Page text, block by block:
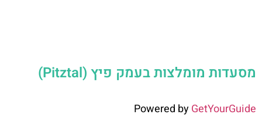
מסעדות מומלצות בעמק פיץ (Pitztal)
Powered byGetYourGuide